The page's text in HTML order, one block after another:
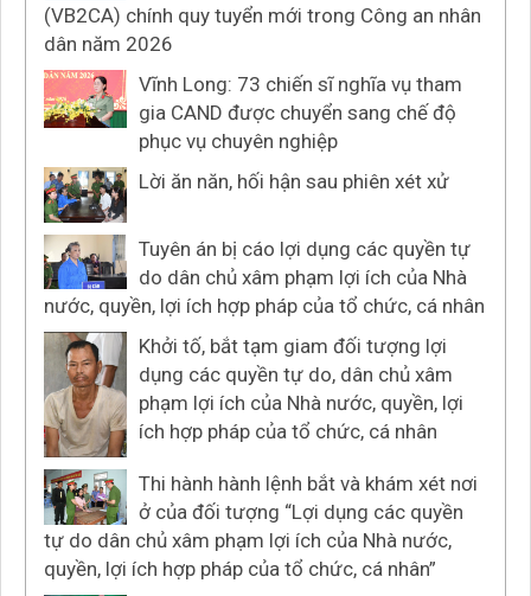
(VB2CA) chính quy tuyển mới trong Công an nhân
dân năm 2026
Vĩnh Long: 73 chiến sĩ nghĩa vụ tham
gia CAND được chuyển sang chế độ
phục vụ chuyên nghiệp
Lời ăn năn, hối hận sau phiên xét xử
Tuyên án bị cáo lợi dụng các quyền tự
do dân chủ xâm phạm lợi ích của Nhà
nước, quyền, lợi ích hợp pháp của tổ chức, cá nhân
Khởi tố, bắt tạm giam đối tượng lợi
dụng các quyền tự do, dân chủ xâm
phạm lợi ích của Nhà nước, quyền, lợi
ích hợp pháp của tổ chức, cá nhân
Thi hành hành lệnh bắt và khám xét nơi
ở của đối tượng “Lợi dụng các quyền
tự do dân chủ xâm phạm lợi ích của Nhà nước,
quyền, lợi ích hợp pháp của tổ chức, cá nhân”